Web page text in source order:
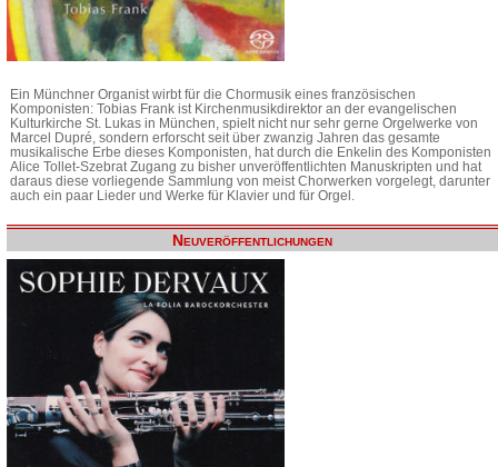
Ein Münchner Organist wirbt für die Chormusik eines französischen
Komponisten: Tobias Frank ist Kirchenmusikdirektor an der evangelischen
Kulturkirche St. Lukas in München, spielt nicht nur sehr gerne Orgelwerke von
Marcel Dupré, sondern erforscht seit über zwanzig Jahren das gesamte
musikalische Erbe dieses Komponisten, hat durch die Enkelin des Komponisten
Alice Tollet-Szebrat Zugang zu bisher unveröffentlichten Manuskripten und hat
daraus diese vorliegende Sammlung von meist Chorwerken vorgelegt, darunter
auch ein paar Lieder und Werke für Klavier und für Orgel.
Neuveröffentlichungen